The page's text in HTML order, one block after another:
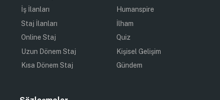
İş İlanları
Staj İlanları
Online Staj
Uzun Dönem Staj
Kısa Dönem Staj
Humanspire
İlham
Quiz
Kişisel Gelişim
Gündem